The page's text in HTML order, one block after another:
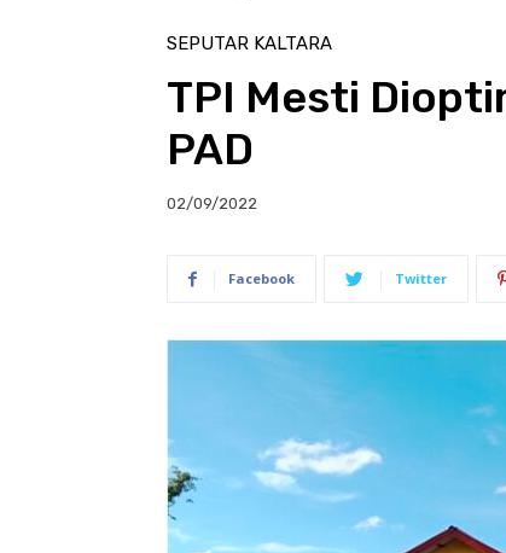
SEPUTAR KALTARA
TPI Mesti
PAD
02/09/2022
Facebook Twitter